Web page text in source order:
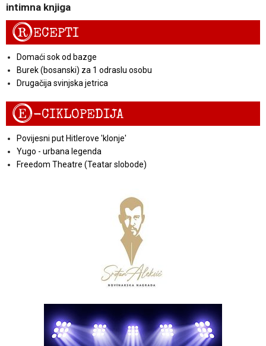
intimna knjiga
RECEPTI
Domaći sok od bazge
Burek (bosanski) za 1 odraslu osobu
Drugačija svinjska jetrica
E-CIKLOPEDIJA
Povijesni put Hitlerove 'klonje'
Yugo - urbana legenda
Freedom Theatre (Teatar slobode)